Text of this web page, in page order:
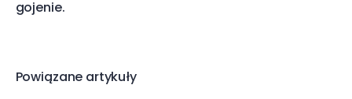
gojenie.
Powiązane artykuły